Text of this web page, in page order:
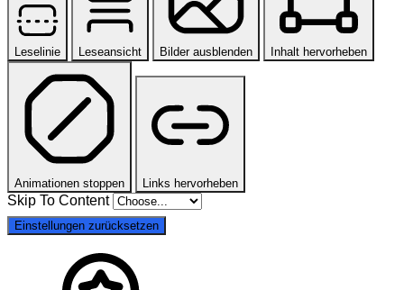
Leselinie Leseansicht Bilder ausblenden Inhalt hervorheben
Animationen stoppen Links hervorheben
Skip To Content
Einstellungen zurücksetzen